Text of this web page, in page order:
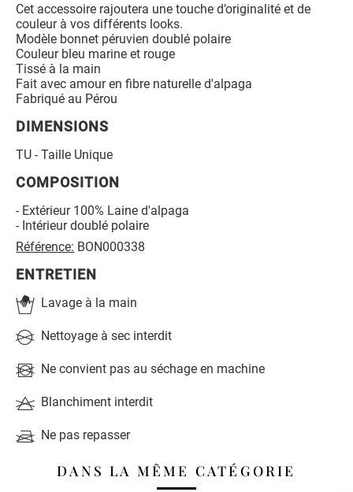
Cet accessoire rajoutera une touche d’originalité et de
couleur à vos différents looks.
Modèle bonnet péruvien doublé polaire
Couleur bleu marine et rouge
Tissé à la main
Fait avec amour en fibre naturelle d'alpaga
Fabriqué au Pérou
DIMENSIONS
TU - Taille Unique
COMPOSITION
- Extérieur 100% Laine d'alpaga
- Intérieur doublé polaire
Référence: BON000338
ENTRETIEN
Lavage à la main
Nettoyage à sec interdit
Ne convient pas au séchage en machine
Blanchiment interdit
Ne pas repasser
DANS LA MÊME CATÉGORIE